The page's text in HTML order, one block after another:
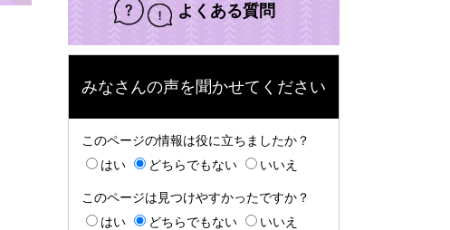
よくある質問
みなさんの声を聞かせてください
このページの情報は役に立ちましたか？
はい
どちらでもない いいえ
このページは見つけやすかったですか？
はい
どちらでもない いいえ